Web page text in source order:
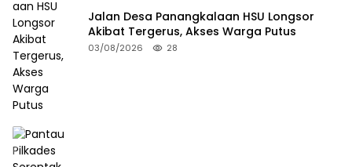
Jalan Desa Panangkalaan HSU Longsor
Akibat Tergerus, Akses Warga Putus
03/08/2026 28